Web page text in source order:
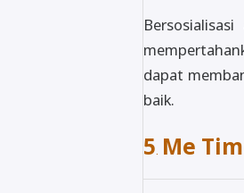
dapat
baik.
5. Me